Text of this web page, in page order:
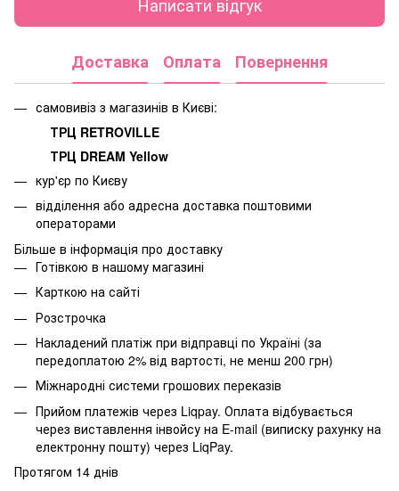
Доставка Оплата Повернення
самовивіз з магазинів в Києві:
ТРЦ RETROVILLE
ТРЦ DREAM Yellow
кур'єр по Києву
відділення або адресна доставка поштовими
операторами
Більше в інформація про доставку
Готівкою в нашому магазині
Карткою на сайті
Розстрочка
Накладений платіж при відправці по Україні (за
передоплатою 2% від вартості, не менш 200 грн)
Міжнародні системи грошових переказів
Прийом платежів через Liqpay. Оплата відбувається
через виставлення інвойсу на E-mail (виписку рахунку на
електронну пошту) через LiqPay.
Протягом 14 днів